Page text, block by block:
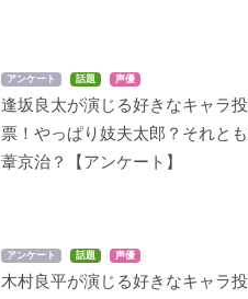
アンケート 話題 声優
逢坂良太が演じる好きなキャラ投
票！やっぱり妓夫太郎？それと
葦京治？【アンケート】
アンケート 話題 声優
木村良平が演じる好きなキャラ投